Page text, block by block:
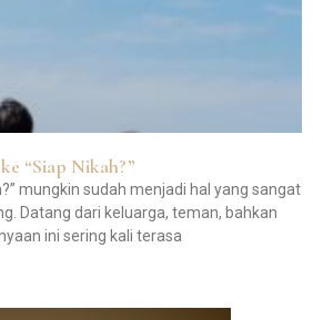
“Siap Nikah?”
mungkin sudah menjadi hal yang sangat
Datang dari keluarga, teman, bahkan
ini sering kali terasa